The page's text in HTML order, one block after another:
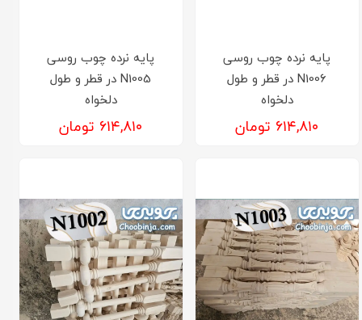
پایه نرده چوب روسی
N1006 در قطر و طول
دلخواه
۶۱۴,۸۱۰ تومان
پایه نرده چوب روسی
N1005 در قطر و طول
دلخواه
۶۱۴,۸۱۰ تومان